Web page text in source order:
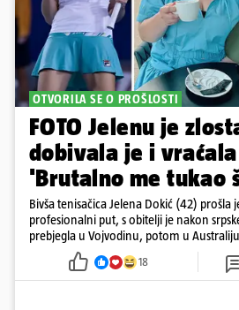
OTVORILA SE O PROŠLOSTI
FOTO Jelenu je
dobivala je i
'Brutalno me tukao
Bivša tenisačica Jelena Dokić (42) prošla
profesionalni put, s obitelji je nakon
prebjegla u Vojvodinu, potom u
18